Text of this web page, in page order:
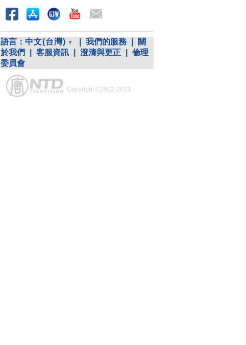
語言： 中文(台灣) 我們的服務
關
於我們
客服資訊 澄清與更正
倫理
委員會
Copyright ©2002-2023